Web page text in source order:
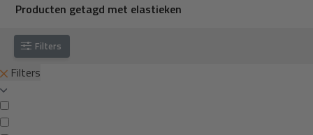
Producten getagd met elastieken
Filters
Filters